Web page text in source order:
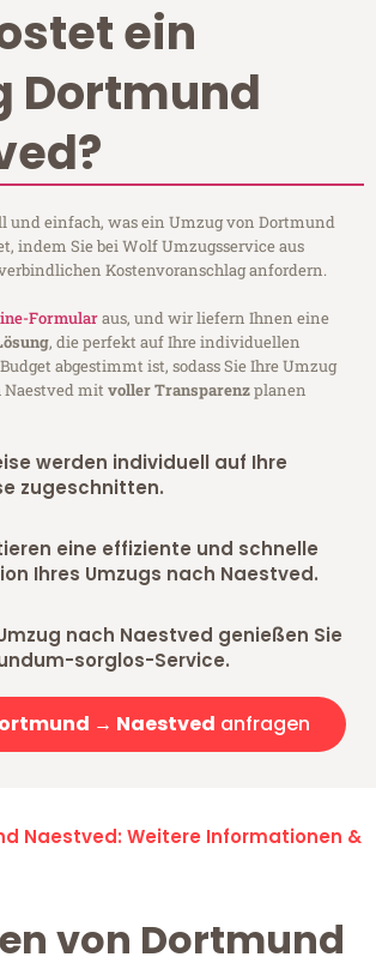
ein
Dortmund
und einfach, was ein Umzug von Dortmund
indem Sie bei Wolf Umzugsservice aus
Kostenvoranschlag anfordern.
Formularaus, und wir liefern Ihnen eine
, die perfekt auf Ihre individuellen
abgestimmt ist, sodass Sie Ihre Umzug
mitvoller Transparenzplanen
werden individuell auf Ihre
zugeschnitten.
eine effiziente und schnelle
Ihres Umzugs nach Naestved.
nach Naestved genießen Sie
sorglos-Service.
→ Naestved anfragen
Naestved: Weitere Informationen &
von Dortmund